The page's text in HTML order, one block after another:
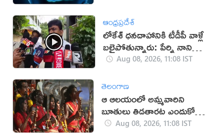
ఆంధ్రప్రదేశ్
లోకేశ్ ధనదాహానికి టీడీపీ వాళ్లే
బలైపోతున్నారు: పేర్ని నాని
(వీడియో)
Aug 08, 2026, 11:08 IST
తెలంగాణ
ఆ ఆలయంలో అమ్మవారిని
బూతులు తిడతారట ఎందుకో
తెలుసా?
Aug 08, 2026, 11:08 IST